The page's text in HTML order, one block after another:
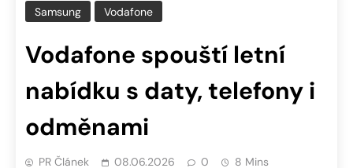
Samsung Vodafone
Vodafone spouští letní
nabídku s daty, telefony i
odměnami
PR Článek 08.06.2026 0 8 Mins